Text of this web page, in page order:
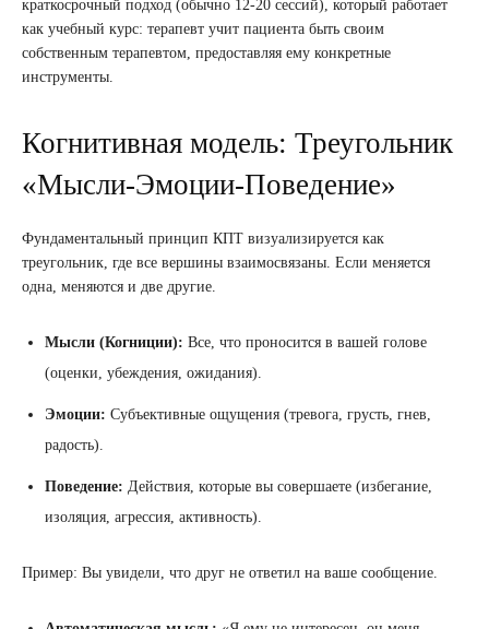
краткосрочный подход (обычно 12-20 сессий), который работает
как учебный курс: терапевт учит пациента быть своим
собственным терапевтом, предоставляя ему конкретные
инструменты.
Когнитивная модель: Треугольник
«Мысли-Эмоции-Поведение»
Фундаментальный принцип КПТ визуализируется как
треугольник, где все вершины взаимосвязаны. Если меняется
одна, меняются и две другие.
Мысли (Когниции): Все, что проносится в вашей голове
(оценки, убеждения, ожидания).
Эмоции: Субъективные ощущения (тревога, грусть, гнев,
радость).
Поведение: Действия, которые вы совершаете (избегание,
изоляция, агрессия, активность).
Пример: Вы увидели, что друг не ответил на ваше сообщение.